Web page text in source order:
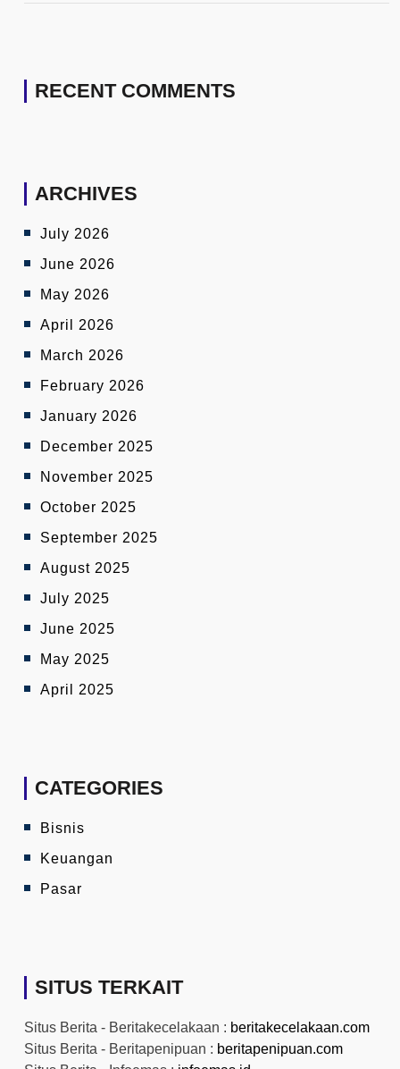
RECENT COMMENTS
ARCHIVES
July 2026
June 2026
May 2026
April 2026
March 2026
February 2026
January 2026
December 2025
November 2025
October 2025
September 2025
August 2025
July 2025
June 2025
May 2025
April 2025
CATEGORIES
Bisnis
Keuangan
Pasar
SITUS TERKAIT
Situs Berita - Beritakecelakaan : beritakecelakaan.com
Situs Berita - Beritapenipuan : beritapenipuan.com